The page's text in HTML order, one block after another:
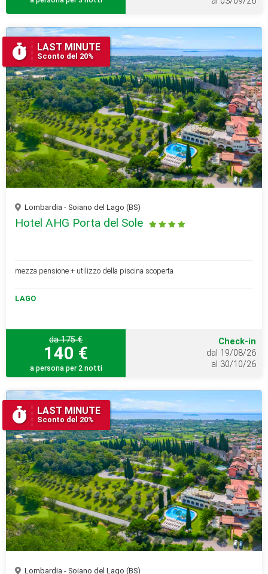
LAST MINUTE
Sconto del 20%
Lombardia - Soiano del Lago (BS)
Hotel AHG Porta del Sole
mezza pensione + utilizzo della piscina scoperta
LAGO
da 175 €
140 €
a persona per 2 notti
Check-in
dal 19/08/26
al 30/10/26
LAST MINUTE
Sconto del 20%
Lombardia - Soiano del Lago (BS)